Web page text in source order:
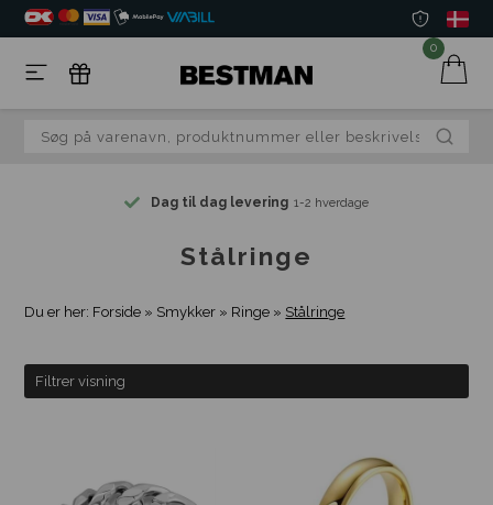
0
Dag til dag levering 1-2 hverdage
Stålringe
Du er her: Forside » Smykker » Ringe » Stålringe
Filtrer visning